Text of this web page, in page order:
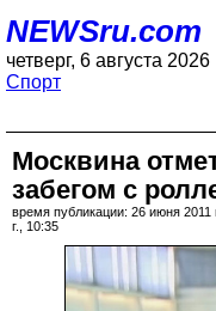
NEWSru.com
четверг, 6 августа 2026
Спорт
Москвина
забегом с
время публикации: 26 июня 2011
г., 10:35